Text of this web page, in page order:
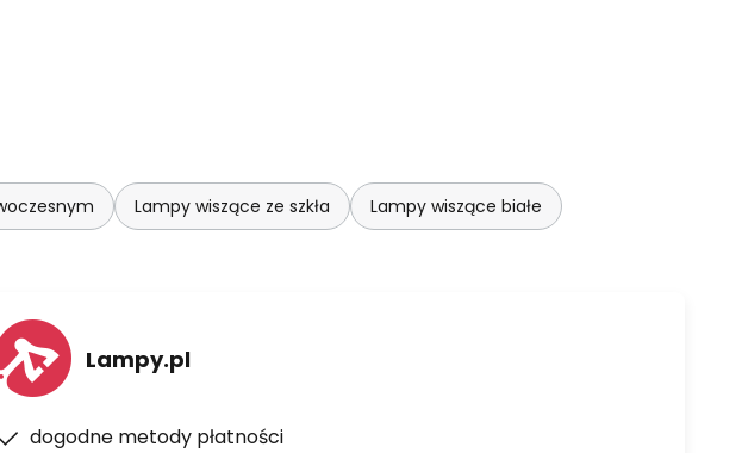
Lampy wiszące ze szkła Lampy wiszące białe
Lampy.pl
dogodne metody płatności